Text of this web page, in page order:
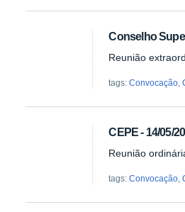
Conselho
Reunião
tags:Convocação ,
CEPE - 14/05/
Reunião
tags:Convocação ,